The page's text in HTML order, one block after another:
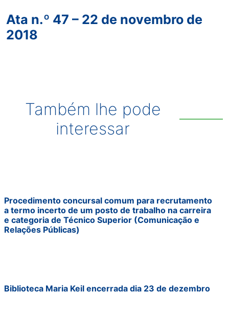
Ata n.º 47 – 22 de novembro de
2018
Também lhe pode
interessar
Procedimento concursal comum para recrutamento
a termo incerto de um posto de trabalho na carreira
e categoria de Técnico Superior (Comunicação e
Relações Públicas)
Biblioteca Maria Keil encerrada dia 23 de dezembro